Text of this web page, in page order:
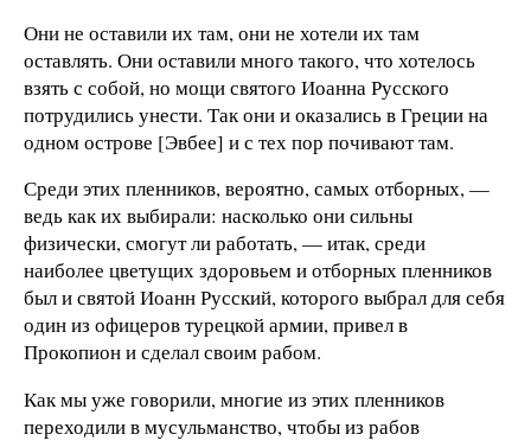
Они не оставили их там, они не хотели их там
оставлять. Они оставили много такого, что хотелось
взять с собой, но мощи святого Иоанна Русского
потрудились унести. Так они и оказались в Греции на
одном острове [Эвбее] и с тех пор почивают там.
Среди этих пленников, вероятно, самых отборных, —
ведь как их выбирали: насколько они сильны
физически, смогут ли работать, — итак, среди
наиболее цветущих здоровьем и отборных пленников
был и святой Иоанн Русский, которого выбрал для себя
один из офицеров турецкой армии, привел в
Прокопион и сделал своим рабом.
Как мы уже говорили, многие из этих пленников
переходили в мусульманство, чтобы из рабов